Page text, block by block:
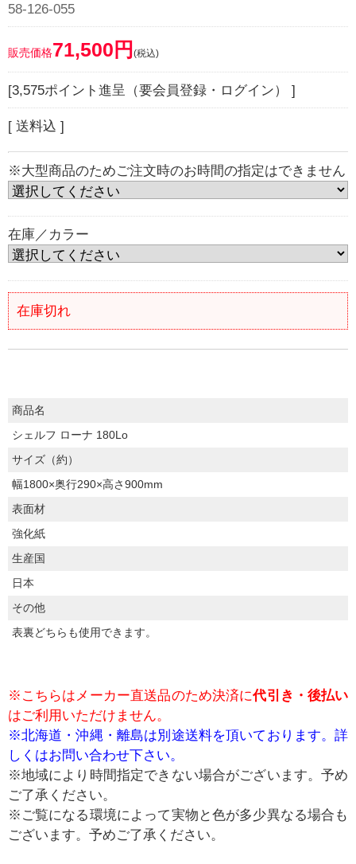
58-126-055
販売価格71,500円 (税込)
[3,575ポイント進呈（要会員登録・ログイン） ]
[ 送料込 ]
※大型商品のためご注文時のお時間の指定はできません
在庫／カラー
在庫切れ
商品名
シェルフ ローナ 180Lo
サイズ（約）
幅1800×奥行290×高さ900mm
表面材
強化紙
生産国
日本
その他
表裏どちらも使用できます。
※こちらはメーカー直送品のため決済に代引き・後払い
はご利用いただけません。
※北海道・沖縄・離島は別途送料を頂いております。詳
しくはお問い合わせ下さい。
※地域により時間指定できない場合がございます。予め
ご了承ください。
※ご覧になる環境によって実物と色が多少異なる場合も
ございます。予めご了承ください。